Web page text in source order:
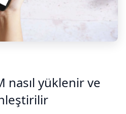
nasıl yüklenir ve